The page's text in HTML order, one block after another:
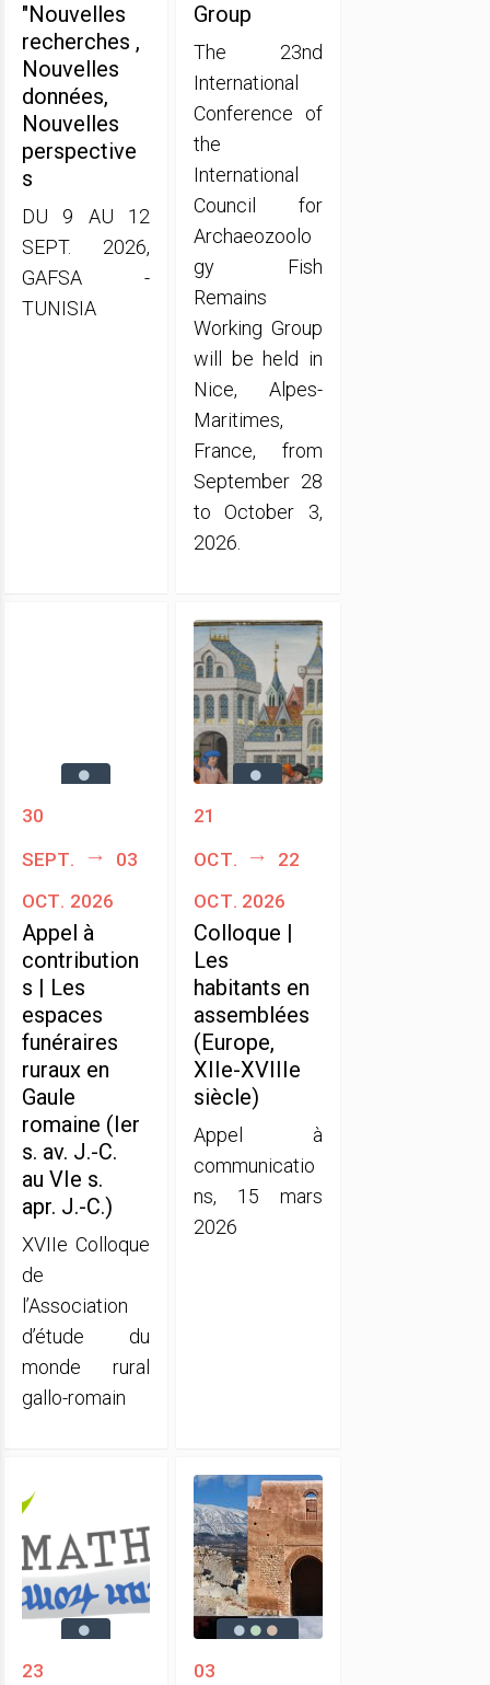
"Nouvelles
recherches ,
Nouvelles
données,
Nouvelles
perspective
s
DU 9 AU 12
SEPT. 2026,
GAFSA -
TUNISIA
Group
The 23nd
International
Conference of
the
International
Council for
Archaeozoolo
gy Fish
Remains
Working Group
will be held in
Nice, Alpes-
Maritimes,
France, from
September 28
to October 3,
2026.
30
sept.
03
oct. 2026
Appel à
contribution
s | Les
espaces
funéraires
ruraux en
Gaule
romaine (Ier
s. av. J.-C.
au VIe s.
apr. J.-C.)
XVIIe Colloque
de
l’Association
d’étude du
monde rural
gallo-romain
21
oct.
22
oct. 2026
Colloque |
Les
habitants en
assemblées
(Europe,
XIIe-XVIIIe
siècle)
Appel à
communicatio
ns, 15 mars
2026
23
03